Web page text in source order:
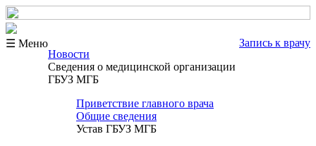
☰ Меню
Запись к врачу
Новости
Сведения о медицинской организации
ГБУЗ МГБ
Приветствие главного врача
Общие сведения
Устав ГБУЗ МГБ